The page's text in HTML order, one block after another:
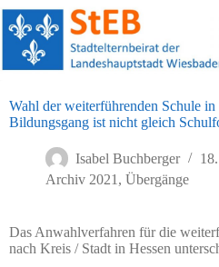
Zum
Inhalt
springen
Wahl der weiterführenden Schule in
Bildungsgang ist nicht gleich
Isabel Buchberger
Archiv 2021 , Übergänge
Das Anwahlverfahren für die
nach Kreis / Stadt in Hessen